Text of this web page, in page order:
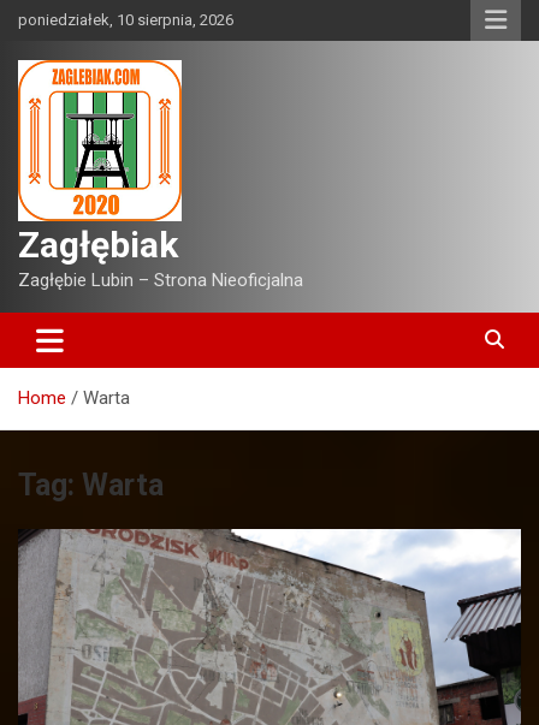
content
poniedziałek, 10 sierpnia, 2026
Zagłębiak
Zagłębie Lubin – Strona Nieoficjalna
Home Warta
Tag: Warta